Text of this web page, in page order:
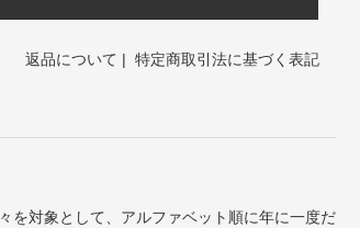
返品について | 特定商取引法に基づく表記
を対象として、アルファベット順に年に一度だ